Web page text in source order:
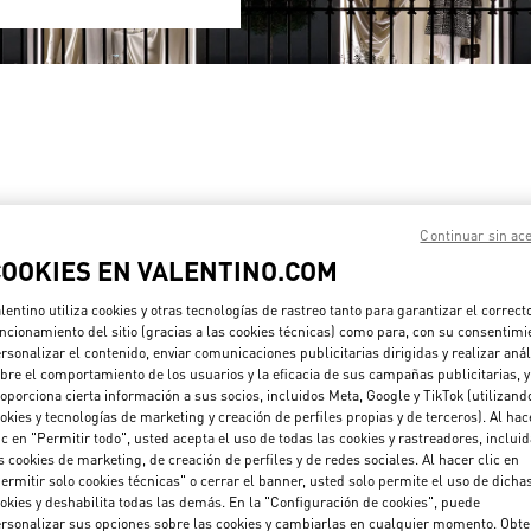
SANLITUN TAIKOO LI
BEIJING CHAOYANG DISTRICT
ROAD
SANLITUN TAIKOO LI - SHOP N6-11 & 21
IN NEW TAB
PHONE
010 6417 8622
- ABRE A LAS 10:00 AM
BEIJING SHIN KONG PLACE
BEIJINGBEIJING CHAOYANG DISTRICT
87 JIANGUO ROAD
SHOP D4037, 4F, SHIN KONG PLACE
100026
LINK OPENS IN NEW TAB
TELÉFONO:PHONE
010 6592 4089
CERRADO- ABRE A LAS 10:00 AM
EN VALENTINO.COM
utiliza cookies y otras tecnologías de rastreo tanto para garantizar el
del sitio (gracias a las cookies técnicas) como para, con su
el contenido, enviar comunicaciones publicitarias dirigidas y realizar
el comportamiento de los usuarios y la eficacia de sus campañas publicitarias,
cierta información a sus socios, incluidos Meta, Google y TikTok
y tecnologías de marketing y creación de perfiles propias y de terceros). Al
en "Permitir todo", usted acepta el uso de todas las cookies y rastreadores,
cookies de marketing, de creación de perfiles y de redes sociales. Al hacer clic en
solo cookies técnicas" o cerrar el banner, usted solo permite el uso de
y deshabilita todas las demás. En la "Configuración de cookies", puede
sus opciones sobre las cookies y cambiarlas en cualquier momento.
Continuar sin